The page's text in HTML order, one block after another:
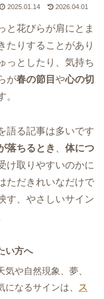
2025.01.14 2026.04.01
と花びらが肩にとま
たりすることがあり
っとしたり、気持ち
が春の節目 や心の切
。
語る記事は多いです
落ちるとき
体につ
け取りやすいのかに
ただきれいなだけで
す、やさしいサイン
い方へ
や自然現象、夢、
なるサインは、
ス